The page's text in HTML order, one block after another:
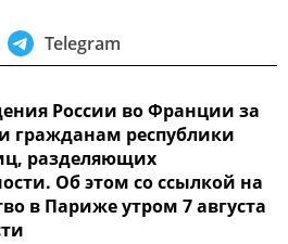
Telegram
России во Франции за
гражданам республики
разделяющих
Об этом со ссылкой на
в Париже утром 7 августа